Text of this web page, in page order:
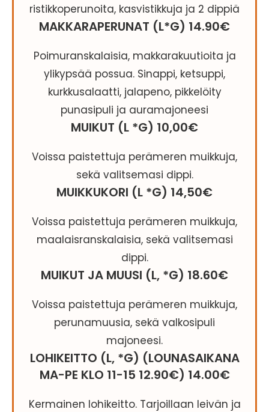
ristikkoperunoita, kasvistikkuja ja 2 dippiä
MAKKARAPERUNAT (L*G) 14.90€
Poimuranskalaisia, makkarakuutioita ja
ylikypsää possua. Sinappi, ketsuppi,
kurkkusalaatti, jalapeno, pikkelöity
punasipuli ja auramajoneesi
MUIKUT (L *G) 10,00€
Voissa paistettuja perämeren muikkuja,
sekä valitsemasi dippi.
MUIKKUKORI (L *G) 14,50€
Voissa paistettuja perämeren muikkuja,
maalaisranskalaisia, sekä valitsemasi
dippi.
MUIKUT JA MUUSI (L, *G) 18.60€
Voissa paistettuja perämeren muikkuja,
perunamuusia, sekä valkosipuli
majoneesi.
LOHIKEITTO (L, *G) (LOUNASAIKANA
MA-PE KLO 11-15 12.90€) 14.00€
Kermainen lohikeitto. Tarjoillaan leivän ja